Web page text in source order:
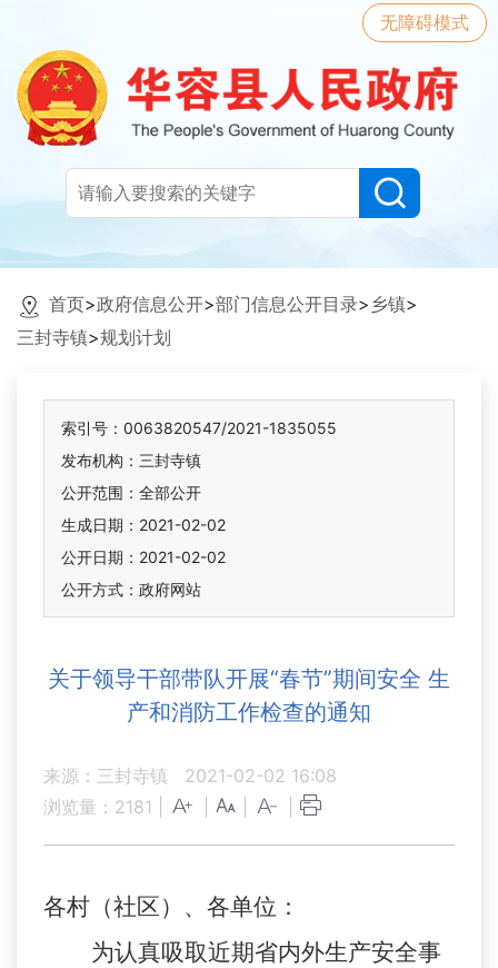
无障碍模式
首页>政府信息公开>部门信息公开目录> 乡镇>
三封寺镇>规划计划
索引号：0063820547/2021-1835055
发布机构：三封寺镇
公开范围：全部公开
生成日期：2021-02-02
公开日期：2021-02-02
公开方式：政府网站
关于领导干部带队开展“春节”期间安全 生
产和消防工作检查的通知
来源：三封寺镇
2021-02-02 16:08
浏览量： 2181
各村（社区）、各单位：
为认真吸取近期省内外生产安全事